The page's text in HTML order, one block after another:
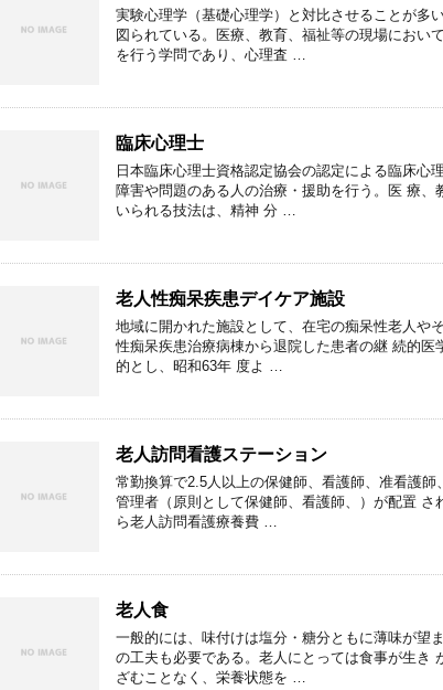
実験心理学（基礎心理学）と対比させることが多
図られている。医療、教育、福祉等の現場におい
を行う学問であり、心理査 …
臨床心理士
日本臨床心理士資格認定協会の認定による臨床心
障害や問題のある人の治療・援助を行う。医 療
いられる技法は、精神 分 …
老人性痴呆疾患デイケア施設
地域に開かれた施設として、在宅の痴呆性老人や
性痴呆疾患治療病棟から退院した患者の継 続的
的とし、昭和63年 度よ …
老人訪問看護ステーション
常勤換算で2.5人以上の保健師、看護師、准看護
管理者（原則として保健師、看護師、）が配置
ら老人訪問看護療養費 …
老人食
一般的には、味付けは塩分・糖分ともに薄味が望
の工夫も必要である。老人にとっては食事が生き
ざむことなく、栄養状態を …